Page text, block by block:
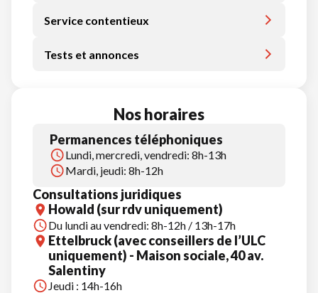
Service contentieux
Tests et annonces
Nos horaires
Permanences téléphoniques
Lundi, mercredi, vendredi: 8h-13h
Mardi, jeudi: 8h-12h
Consultations juridiques
Howald (sur rdv uniquement)
Du lundi au vendredi: 8h-12h / 13h-17h
Ettelbruck (avec conseillers de l’ULC
uniquement) - Maison sociale, 40 av.
Salentiny
Jeudi : 14h-16h